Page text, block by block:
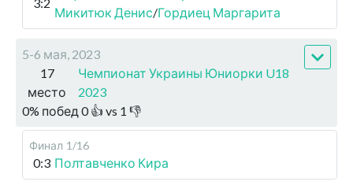
Микитюк Денис/Гордиец Маргарита
5-6 мая, 2023
17
место
Чемпионат Украины Юниорки U18
2023
0% побед 0👍 vs 1 👎
Финал 1/16
0:3 Полтавченко Кира